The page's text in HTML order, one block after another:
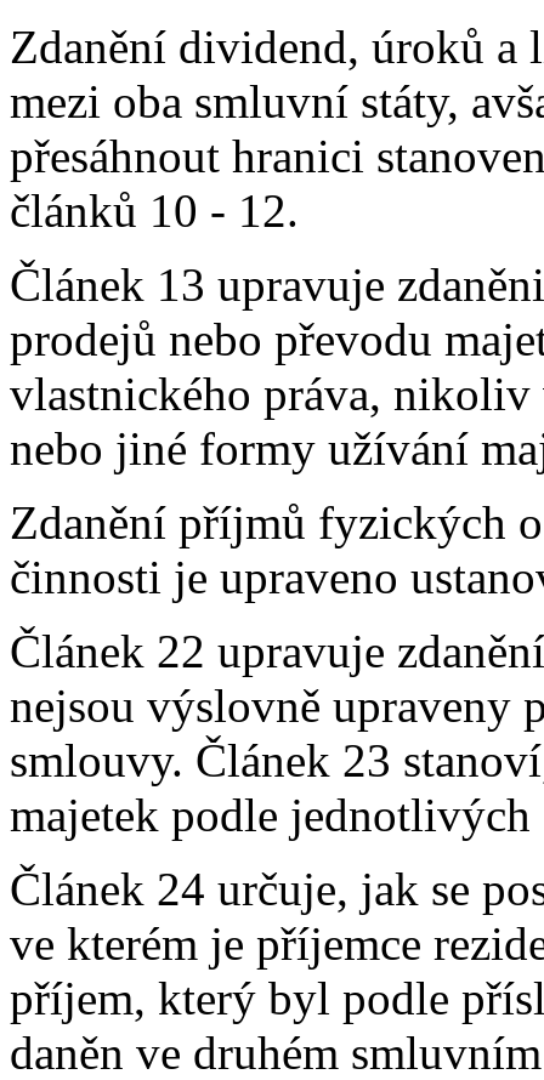
Zdanění dividend, úroků a
mezi oba smluvní státy,
přesáhnout hranici
článků 10 - 12.
Článek 13 upravuje
prodejů nebo převodu
vlastnického práva,
nebo jiné formy užívání
Zdanění příjmů fyzických
činnosti je upraveno
Článek 22 upravuje
nejsou výslovně upraveny
smlouvy. Článek 23
majetek podle
Článek 24 určuje, jak se
ve kterém je příjemce
příjem, který byl podle
daněn ve druhém